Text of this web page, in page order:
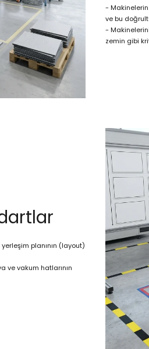
-
ve bu
-
zemin gibi
planının (layout)
ve vakum hatlarının